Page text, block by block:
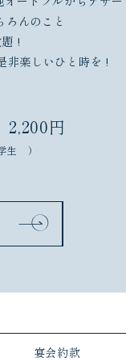
んのこと
!
非楽しいひと時を !
円
生 ）
宴会約款